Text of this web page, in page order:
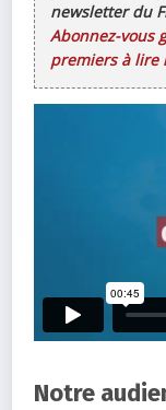
newsletter du
Abonnez-vous
premiers à lire
Notre